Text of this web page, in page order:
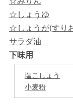
☆しょうゆ
☆しょうが(すり
サラダ油
下味用
塩こしょう
小麦粉